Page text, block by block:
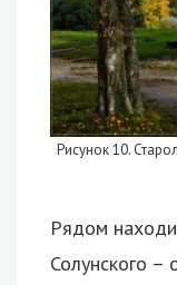
Рисунок 10.
Рядом
Солунского